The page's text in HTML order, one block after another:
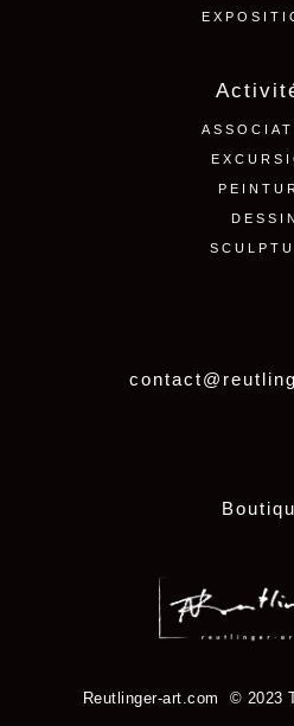
DESSIN
Reutlinger-art.com © 2023